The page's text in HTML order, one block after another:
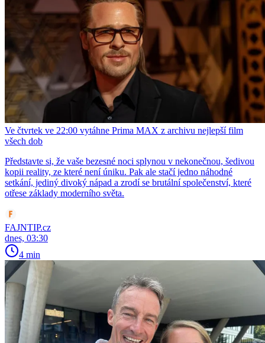
Ve čtvrtek ve 22:00 vytáhne Prima MAX z archivu nejlepší film
všech dob
Představte si, že vaše bezesné noci splynou v nekonečnou, šedivou
kopii reality, ze které není úniku. Pak ale stačí jedno náhodné
setkání, jediný divoký nápad a zrodí se brutální společenství, které
otřese základy moderního světa.
FAJNTIP.cz
dnes, 03:30
4 min